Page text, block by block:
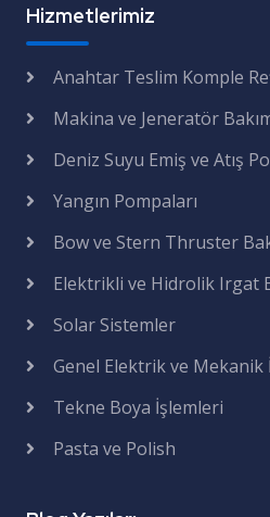
Hizmetlerimiz
Anahtar Teslim Komple
Makina ve Jeneratör
Deniz Suyu Emiş ve Atış
Yangın Pompaları
Bow ve Stern Thruster
Elektrikli ve Hidrolik Irgat
Solar Sistemler
Genel Elektrik ve Mekanik
Tekne Boya İşlemleri
Pasta ve Polish